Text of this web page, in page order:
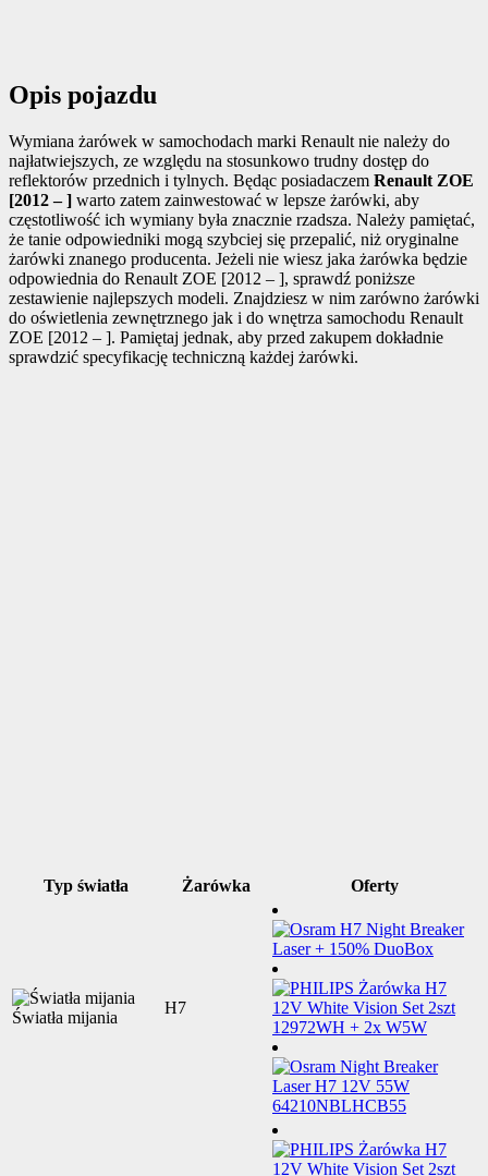
Opis pojazdu
Wymiana żarówek w samochodach marki Renault nie należy do
najłatwiejszych, ze względu na stosunkowo trudny dostęp do
reflektorów przednich i tylnych. Będąc posiadaczem Renault ZOE
[2012 – ] warto zatem zainwestować w lepsze żarówki, aby
częstotliwość ich wymiany była znacznie rzadsza. Należy pamiętać,
że tanie odpowiedniki mogą szybciej się przepalić, niż oryginalne
żarówki znanego producenta. Jeżeli nie wiesz jaka żarówka będzie
odpowiednia do Renault ZOE [2012 – ], sprawdź poniższe
zestawienie najlepszych modeli. Znajdziesz w nim zarówno żarówki
do oświetlenia zewnętrznego jak i do wnętrza samochodu Renault
ZOE [2012 – ]. Pamiętaj jednak, aby przed zakupem dokładnie
sprawdzić specyfikację techniczną każdej żarówki.
Typ światła Żarówka Oferty
Światła mijania
H7